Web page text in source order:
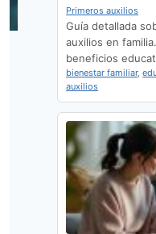
Primeros auxilios
Guía detallada
auxilios en
beneficios
bienestar familiar,
auxilios